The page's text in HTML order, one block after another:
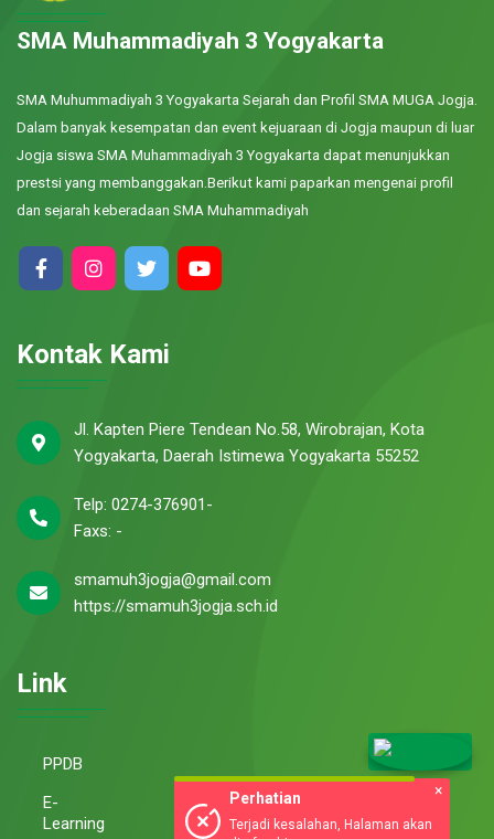
SMA Muhammadiyah 3 Yogyakarta
SMA Muhummadiyah 3 Yogyakarta Sejarah dan Profil SMA MUGA Jogja.
Dalam banyak kesempatan dan event kejuaraan di Jogja maupun di luar
Jogja siswa SMA Muhammadiyah 3 Yogyakarta dapat menunjukkan
prestsi yang membanggakan.Berikut kami paparkan mengenai profil
dan sejarah keberadaan SMA Muhammadiyah
Kontak Kami
Jl. Kapten Piere Tendean No.58, Wirobrajan, Kota
Yogyakarta, Daerah Istimewa Yogyakarta 55252
Telp: 0274-376901-
Faxs: -
smamuh3jogja@gmail.com
https://smamuh3jogja.sch.id
Link
PPDB
E-
Learning